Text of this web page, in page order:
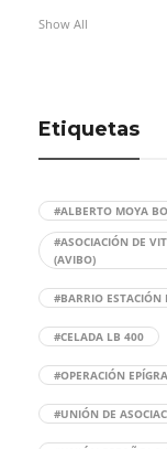
Show All
Etiquetas
#ALBERTO MOYA
#ASOCIACIÓN DE
(AVIBO)
#BARRIO ESTACIÓN
#CELADA LB 400
#OPERACIÓN
#UNIÓN DE